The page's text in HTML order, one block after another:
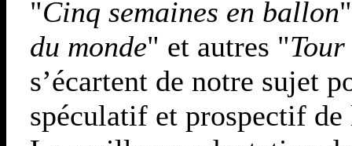
"Cinq semaines en ballon
du monde" et autres "
s’écartent de notre sujet
spéculatif et prospectif